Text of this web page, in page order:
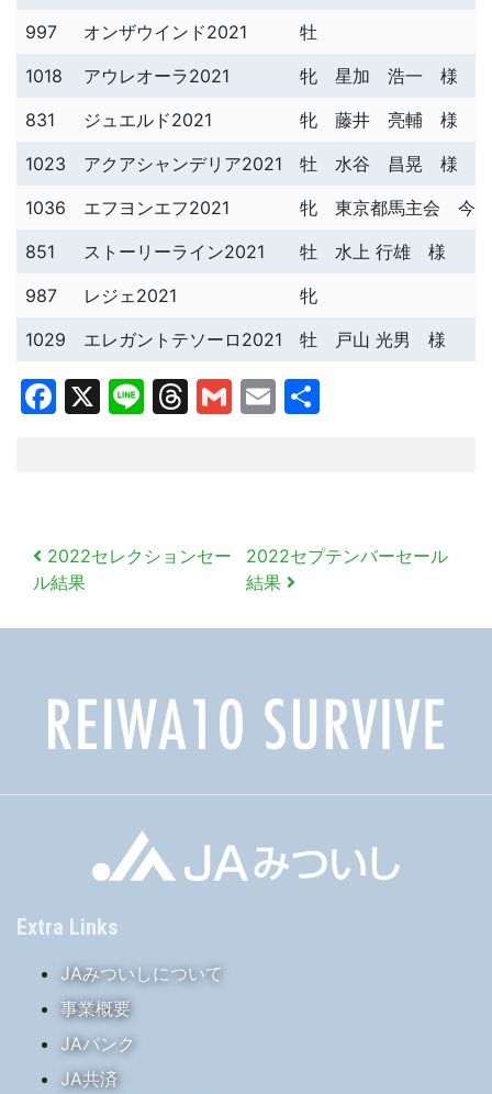
997
オンザウインド2021
牡
1018
アウレオーラ2021 牝
星加 浩一 様
831
ジュエルド2021 牝
藤井 亮輔 様
1023
アクアシャンデリア2021 牡
水谷 昌晃 様
1036
エフヨンエフ2021 牝
東京都馬主会 今
851
ストーリーライン2021 牡
水上 行雄 様
987
レジェ2021
牝
1029
エレガントテソーロ2021 牡 戸山 光男 様
Facebook
X LineThreads
Gmail
Email
投
稿
ナ
ゲ
ョ
2022セレクションセー
ル結果
2022セプテンバーセール
結果
Extra Links
JAみついしについて
事業概要
JAバンク
JA共済